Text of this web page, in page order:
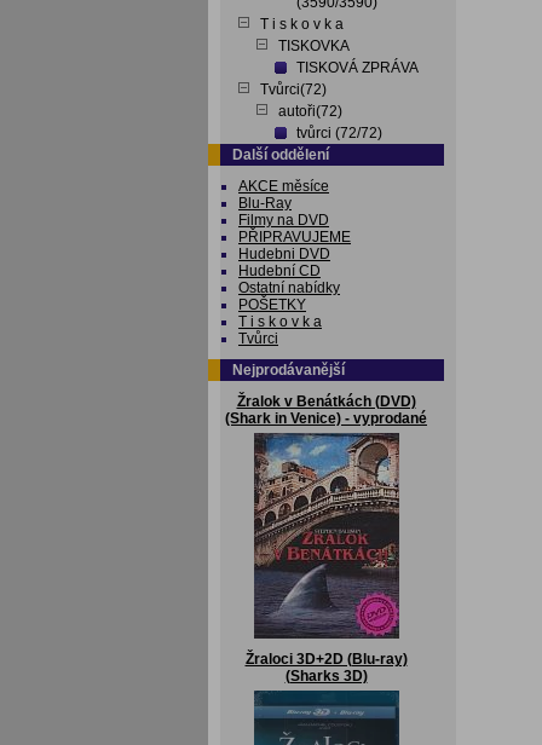
T i s k o v k a
TISKOVKA
TISKOVÁ ZPRÁVA
Tvůrci(72)
autoři(72)
tvůrci (72/72)
Další oddělení
AKCE měsíce
Blu-Ray
Filmy na DVD
PŘIPRAVUJEME
Hudebni DVD
Hudební CD
Ostatní nabídky
POŠETKY
T i s k o v k a
Tvůrci
Nejprodávanější
Žralok v Benátkách (DVD)
(Shark in Venice) - vyprodané
Žraloci 3D+2D (Blu-ray)
(Sharks 3D)